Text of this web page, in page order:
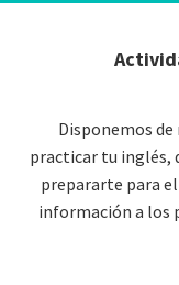
Disponemos
practicar tu inglés,
prepararte para
información a los